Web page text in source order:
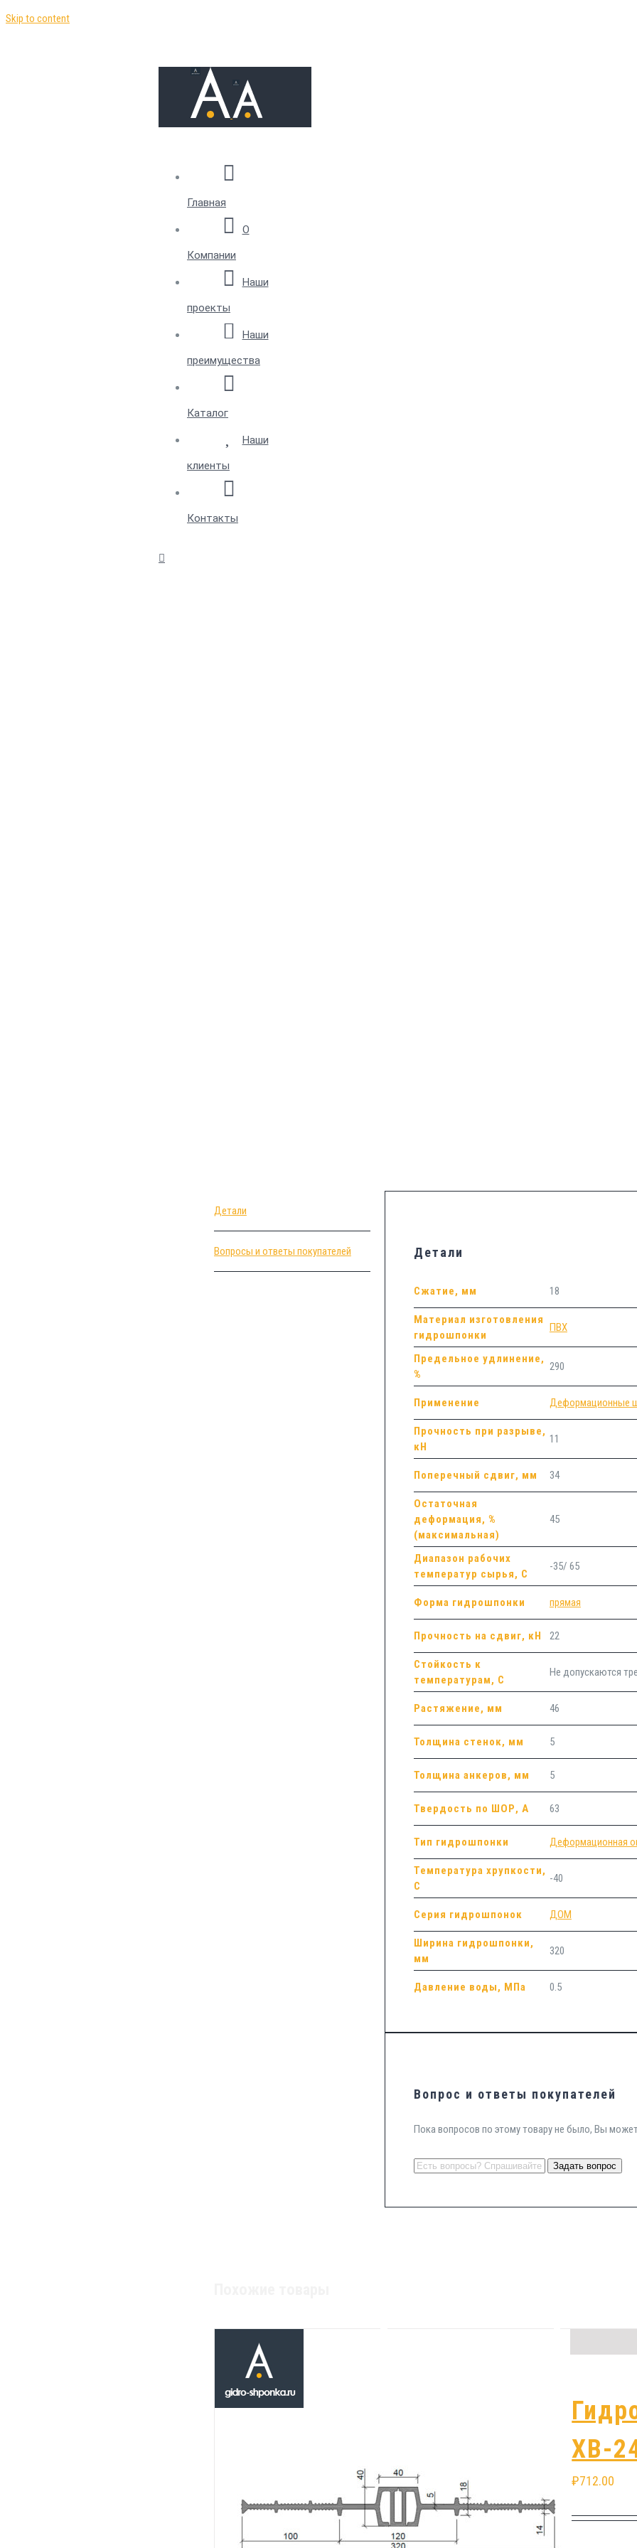
Skip to content
Главная
О
Компании
Наши
проекты
Наши
преимущества
Каталог
Наши
клиенты
Контакты
Детали
Вопросы и ответы покупателей Детали
Сжатие, мм 18
Материал изготовления
гидрошпонки
ПВХ
Предельное удлинение,
%
290
Применение Деформационные
Прочность при разрыве,
кН
11
Поперечный сдвиг, мм 34
Остаточная
деформация, %
(максимальная)
45
Диапазон рабочих
температур сырья, С
-35/ 65
Форма гидрошпонки прямая
Прочность на сдвиг, кН 22
Стойкость к
температурам, С
Не допускаются
Растяжение, мм 46
Толщина стенок, мм 5
Толщина анкеров, мм 5
Твердость по ШОР, А 63
Тип гидрошпонки Деформационная
Температура хрупкости,
С
-40
Серия гидрошпонок ДОМ
Ширина гидрошпонки,
мм
320
Давление воды, МПа 0.5
Вопрос и ответы покупателей
Пока вопросов по этому товару не было, Вы
ПВХ
₽ 1,068.00
ХВ-
₽712.00